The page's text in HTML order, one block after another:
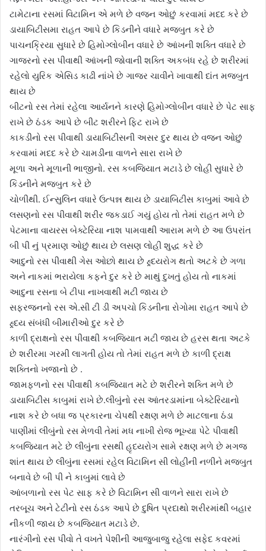
ટામેટાના રસમાં વિટામિન એ મળે છે વજન ઓછું કરવામાં મદદ કરે છે
ડાયાબિટીસમા રાહત આપે છે કિડનીને વધારે મજબુત કરે છે
પાચનક્રિયા સુધારે છે હિમોગ્લોબીન વધારે છે આંખની શક્તિ વધારે છે
ગાજરનો રસ પીવાથી આંખની જોવાની શક્તિ અકબંધ રહે છે શરીરમાં
રહેલો યુરિક એસિડ કાઢી નાંખે છે ગાજર ચાવીને ખાવાથી દાંત મજબુત
થાય છે
બીટનો રસ તેમાં રહેલા આર્યનને કારણે હિમોગ્લોબીન વધારે છે પેટ સાફ
રાખે છે ઠંડક આપે છે બીટ શરીરને ફિટ રાખે છે
કાકડીનો રસ પીવાથી ડાયાબિટીસની અસર દુર થાય છે વજન ઓછું
કરવામાં મદદ કરે છે ચામડીના વાળને સારા રાખે છે
મૂળા અને મૂળાની ભાજીનો. રસ કબજિયાત મટાડે છે લોહી સુધારે છે
કિડનીને મજબુત કરે છે
ચોળીથી. ઈન્સુલિન વધારે ઉત્પન્ન થાય છે ડાયાબિટીસ કાબુમાં આવે છે
લસણનો રસ પીવાથી શરીર જકડાઈ ગયું હોય તો તેમાં રાહત મળે છે
પેટમાના વાયરસ બેક્ટેરિયા નાશ પામવાથી આરામ મળે છે આ ઉપરાંત
બી પી નું પ્રમાણ ઓછું થાય છે લસણ લોહી શુદ્ધ કરે છે
આદુનો રસ પીવાથી ગેસ ઓછો થાય છે હ્ર્દયરોગ થતો અટકે છે ગળા
અને નાકમાં ભરાયેલા કફને દુર કરે છે માથું દુખતું હોય તો નાકમાં
આદુના રસના બે ટીપા નાખવાથી મટી જાય છે
સફરજનનો રસ એ.સી ટી ડી અપચો કિડનીના રોગોમા રાહત આપે છે
હ્ર્દય સંબંધી બીમારીઓ દુર કરે છે
કાળી દ્રાક્ષનો રસ પીવાથી કબજિયાત મટી જાય છે હરસ થતા અટકે
છે શરીરમા ગરમી લાગતી હોય તો તેમાં રાહત મળે છે કાળી દ્રાક્ષ
શક્તિનો ખજાનો છે .
જામફળનો રસ પીવાથી કબજિયાત મટે છે શરીરને શક્તિ મળે છે
ડાયાબિટીસ કાબુમાં રાખે છે.લીબુંનો રસ આંતરડામાંના બેક્ટેરિયાનો
નાશ કરે છે બધા જ પ્રકારના ચેપથી રક્ષણ મળે છે માટલાના ઠંડા
પાણીમાં લીબુંનો રસ મેળવી તેમાં મધ નાખી રોજ ભૂખ્યા પેટે પીવાથી
કબજિયાત મટે છે લીબુંના રસથી હૃદયરોગ સામે રક્ષણ મળે છે મગજ
શાંત થાય છે લીબુંના રસમાં રહેલ વિટામિન સી લોહીની નળીને મજબુત
બનાવે છે બી પી ને કાબુમાં લાવે છે
આંબળાનો રસ પેટ સાફ કરે છે વિટામિન સી વાળને સારા રાખે છે
તરબૂચ અને ટેટીનો રસ ઠંડક આપે છે દુષિત પ્રદાથો શરીરમાંથી બહાર
નીકળી જાય છે કબજિયાત મટાડે છે.
નારંગીનો રસ પીવો તે વખતે પેશીની આજુબાજુ રહેલા સફેદ કવરમાં